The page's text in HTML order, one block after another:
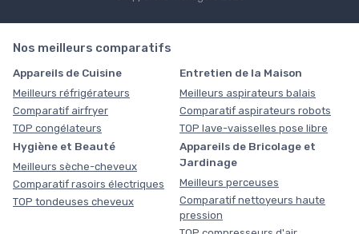
Nos meilleurs comparatifs
Appareils de Cuisine
Meilleurs réfrigérateurs
Comparatif airfryer
TOP congélateurs
Entretien de la Maison
Meilleurs aspirateurs balais
Comparatif aspirateurs robots
TOP lave-vaisselles pose libre
Hygiène et Beauté
Meilleurs sèche-cheveux
Comparatif rasoirs électriques
TOP tondeuses cheveux
Appareils de Bricolage et
Jardinage
Meilleurs perceuses
Comparatif nettoyeurs haute
pression